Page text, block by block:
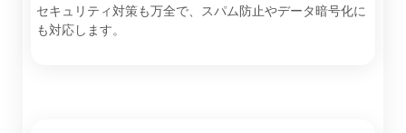
セキュリティ対策も万全で、スパム防止やデータ暗号化に
も対応します。